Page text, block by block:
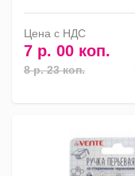
Цена с НДС
7 р. 00 коп.
8 р. 23 коп.